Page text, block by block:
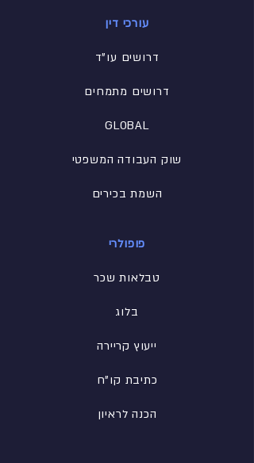
עורכי דין
דרושים עו"ד
דרושים מתמחים
GLOBAL
שוק העבודה המשפטי
השמת בכירים
פופולרי
טבלאות שכר
בלוג
ייעוץ קריירה
כתיבת קו"ח
הכנה לראיון